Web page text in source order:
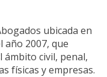
ubicada en
año 2007, que
ámbito civil, penal,
físicas y empresas.